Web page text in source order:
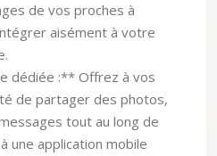
de vos proches à
aisément à votre
dédiée :** Offrez à vos
de partager des photos,
tout au long de
une application mobile